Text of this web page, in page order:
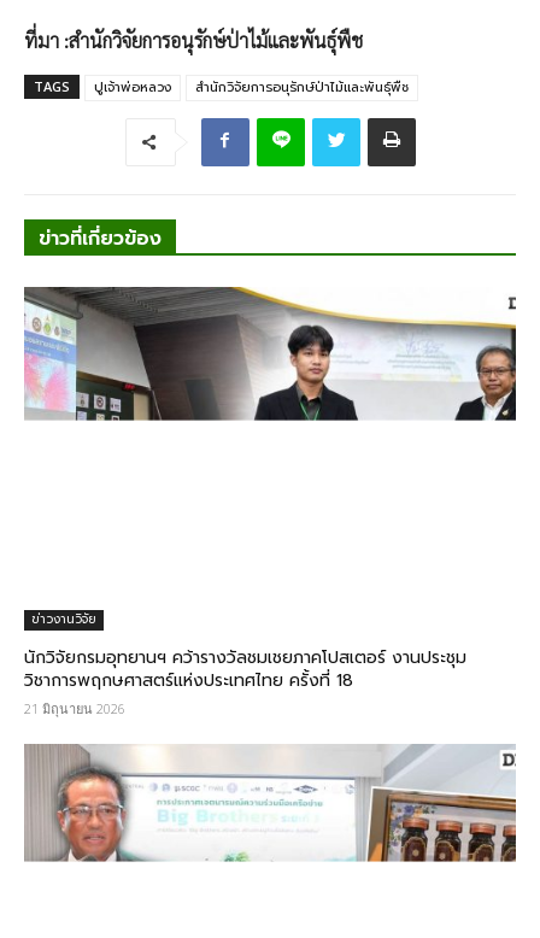
ที่มา :สำนักวิจัยการอนุรักษ์ป่าไม้และพันธุ์พืช
TAGS ปูเจ้าพ่อหลวง สำนักวิจัยการอนุรักษ์ป่าไม้และพันธุ์พืช
ข่าวที่เกี่ยวข้อง
ข่าวงานวิจัย
นักวิจัยกรมอุทยานฯ คว้ารางวัลชมเชยภาคโปสเตอร์ งานประชุม
วิชาการพฤกษศาสตร์แห่งประเทศไทย ครั้งที่ 18
21 มิถุนายน 2026